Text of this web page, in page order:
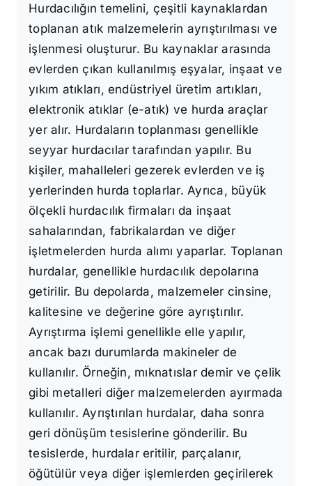
Hurdacılığın temelini, çeşitli kaynaklardan
toplanan atık malzemelerin ayrıştırılması ve
işlenmesi oluşturur. Bu kaynaklar arasında
evlerden çıkan kullanılmış eşyalar, inşaat ve
yıkım atıkları, endüstriyel üretim artıkları,
elektronik atıklar (e-atık) ve hurda araçlar
yer alır. Hurdaların toplanması genellikle
seyyar hurdacılar tarafından yapılır. Bu
kişiler, mahalleleri gezerek evlerden ve iş
yerlerinden hurda toplarlar. Ayrıca, büyük
ölçekli hurdacılık firmaları da inşaat
sahalarından, fabrikalardan ve diğer
işletmelerden hurda alımı yaparlar. Toplanan
hurdalar, genellikle hurdacılık depolarına
getirilir. Bu depolarda, malzemeler cinsine,
kalitesine ve değerine göre ayrıştırılır.
Ayrıştırma işlemi genellikle elle yapılır,
ancak bazı durumlarda makineler de
kullanılır. Örneğin, mıknatıslar demir ve çelik
gibi metalleri diğer malzemelerden ayırmada
kullanılır. Ayrıştırılan hurdalar, daha sonra
geri dönüşüm tesislerine gönderilir. Bu
tesislerde, hurdalar eritilir, parçalanır,
öğütülür veya diğer işlemlerden geçirilerek